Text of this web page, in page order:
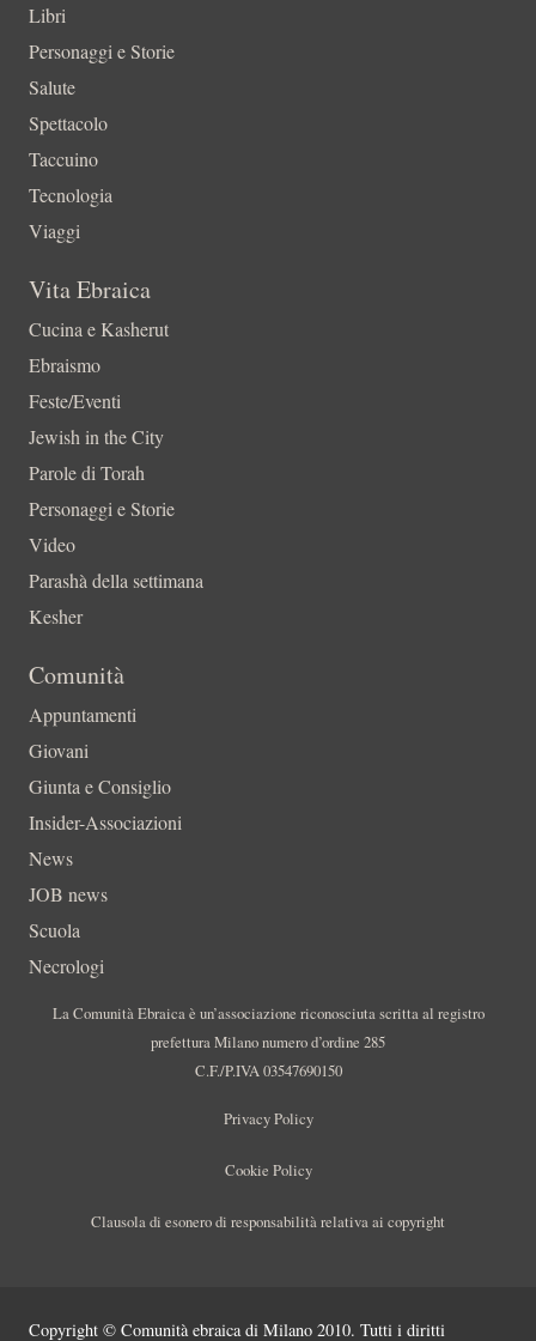
Libri
Personaggi e Storie
Salute
Spettacolo
Taccuino
Tecnologia
Viaggi
Vita Ebraica
Cucina e Kasherut
Ebraismo
Feste/Eventi
Jewish in the City
Parole di Torah
Personaggi e Storie
Video
Parashà della settimana
Kesher
Comunità
Appuntamenti
Giovani
Giunta e Consiglio
Insider-Associazioni
News
JOB news
Scuola
Necrologi
La Comunità Ebraica è un’associazione riconosciuta scritta al registro
prefettura Milano numero d’ordine 285
C.F./P.IVA 03547690150
Privacy Policy
Cookie Policy
Clausola di esonero di responsabilità relativa ai copyright
Copyright © Comunità ebraica di Milano 2010. Tutti i diritti